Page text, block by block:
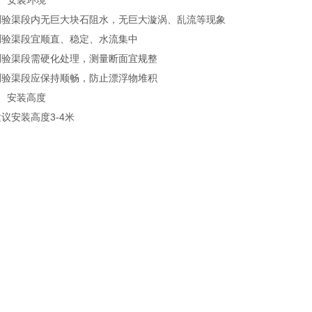
段内无巨大块石阻水，无巨大漩涡、乱流等现象
段宜顺直、稳定、水流集中
段需硬化处理，测量断面宜规整
段应保持顺畅，防止漂浮物堆积
装高度
装高度3-4米